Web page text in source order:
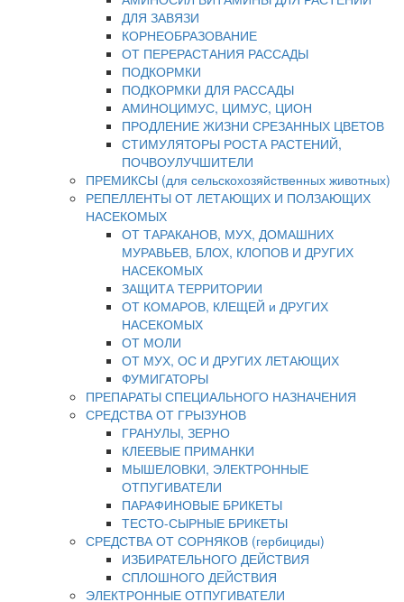
ДЛЯ ЗАВЯЗИ
КОРНЕОБРАЗОВАНИЕ
ОТ ПЕРЕРАСТАНИЯ РАССАДЫ
ПОДКОРМКИ
ПОДКОРМКИ ДЛЯ РАССАДЫ
АМИНОЦИМУС, ЦИМУС, ЦИОН
ПРОДЛЕНИЕ ЖИЗНИ СРЕЗАННЫХ ЦВЕТОВ
СТИМУЛЯТОРЫ РОСТА РАСТЕНИЙ,
ПОЧВОУЛУЧШИТЕЛИ
ПРЕМИКСЫ (для сельскохозяйственных животных)
РЕПЕЛЛЕНТЫ ОТ ЛЕТАЮЩИХ И ПОЛЗАЮЩИХ
НАСЕКОМЫХ
ОТ ТАРАКАНОВ, МУХ, ДОМАШНИХ
МУРАВЬЕВ, БЛОХ, КЛОПОВ И ДРУГИХ
НАСЕКОМЫХ
ЗАЩИТА ТЕРРИТОРИИ
ОТ КОМАРОВ, КЛЕЩЕЙ и ДРУГИХ
НАСЕКОМЫХ
ОТ МОЛИ
ОТ МУХ, ОС И ДРУГИХ ЛЕТАЮЩИХ
ФУМИГАТОРЫ
ПРЕПАРАТЫ СПЕЦИАЛЬНОГО НАЗНАЧЕНИЯ
СРЕДСТВА ОТ ГРЫЗУНОВ
ГРАНУЛЫ, ЗЕРНО
КЛЕЕВЫЕ ПРИМАНКИ
МЫШЕЛОВКИ, ЭЛЕКТРОННЫЕ
ОТПУГИВАТЕЛИ
ПАРАФИНОВЫЕ БРИКЕТЫ
ТЕСТО-СЫРНЫЕ БРИКЕТЫ
СРЕДСТВА ОТ СОРНЯКОВ (гербициды)
ИЗБИРАТЕЛЬНОГО ДЕЙСТВИЯ
СПЛОШНОГО ДЕЙСТВИЯ
ЭЛЕКТРОННЫЕ ОТПУГИВАТЕЛИ